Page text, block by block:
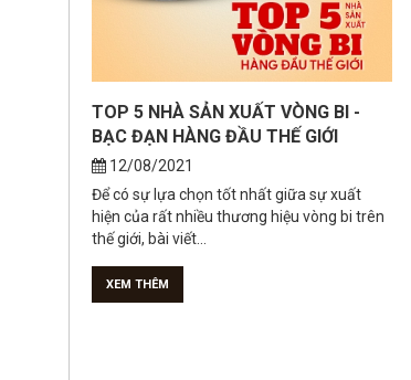
TOP 5 NHÀ SẢN XUẤT VÒNG BI -
BẠC ĐẠN HÀNG ĐẦU THẾ GIỚI
12/08/2021
Để có sự lựa chọn tốt nhất giữa sự xuất
hiện của rất nhiều thương hiệu vòng bi trên
XEM THÊM